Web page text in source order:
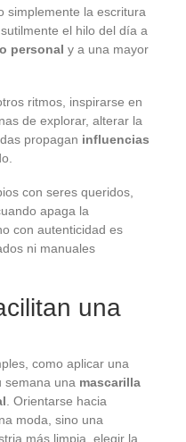
simplemente la escritura
el hilo del día a
personal y a una mayor
ritmos, inspirarse en
de explorar, alterar la
propagan influencias
con seres queridos,
apaga la
con autenticidad es
ni manuales
una
como aplicar una
semana una mascarilla
. Orientarse hacia
moda, sino una
más limpia, elegir la